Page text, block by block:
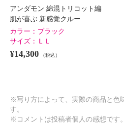
アンダモン 綿混トリコット編
肌が喜ぶ 新感覚クルー…
カラー： ブラック
サイズ：
ＬＬ
¥14,300 （税込）
※写り方によって、実際の商品と色
す。
※コメントは投稿者個人の感想です